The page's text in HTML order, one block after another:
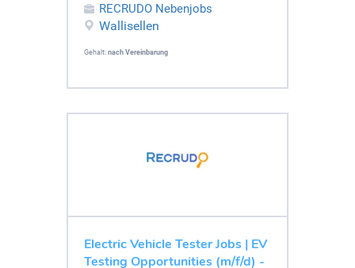
RECRUDO Nebenjobs
Wallisellen
Gehalt: nach Vereinbarung
Electric Vehicle Tester Jobs | EV
Testing Opportunities (m/f/d) -